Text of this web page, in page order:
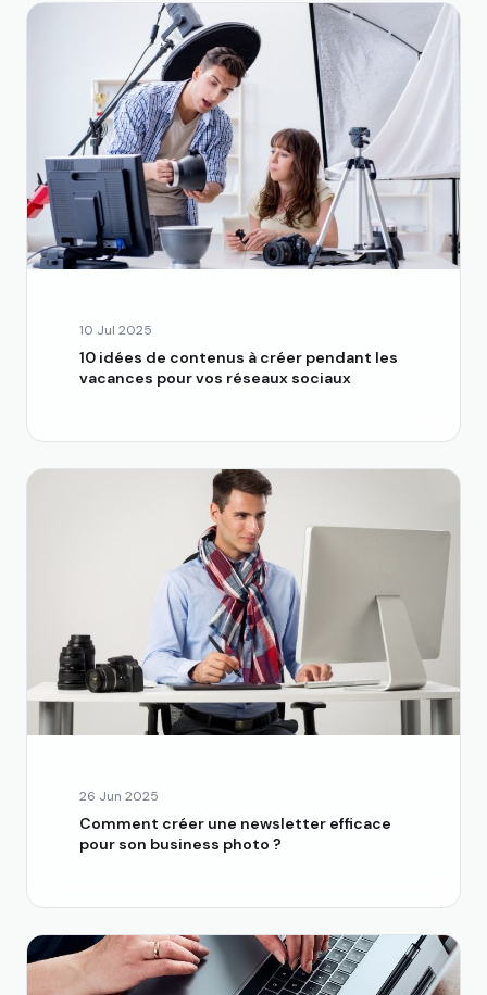
10 Jul 2025
10 idées de contenus à créer pendant les
vacances pour vos réseaux sociaux
26 Jun 2025
Comment créer une newsletter efficace
pour son business photo ?